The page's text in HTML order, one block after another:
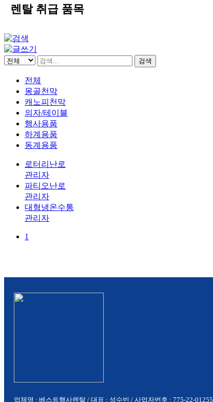
렌탈 취급 품목
검색
전체
몽골천막
캐노피천막
의자/테이블
행사용품
하계용품
동계용품
로터리난로
관리자
파티오난로
관리자
대형냉온수통
관리자
1
업체명 : 베스트행사렌탈 / 대표 : 성수빈 / 사업자번호 : 775-22-01255